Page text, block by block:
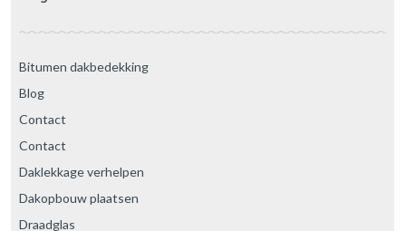
Bitumen dakbedekking
Blog
Contact
Contact
Daklekkage verhelpen
Dakopbouw plaatsen
Draadglas